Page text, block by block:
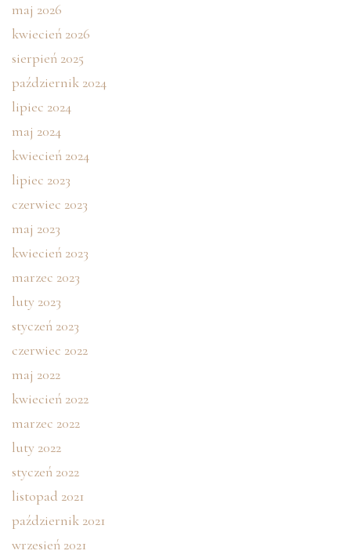
maj 2026
kwiecień 2026
sierpień 2025
październik 2024
lipiec 2024
maj 2024
kwiecień 2024
lipiec 2023
czerwiec 2023
maj 2023
kwiecień 2023
marzec 2023
luty 2023
styczeń 2023
czerwiec 2022
maj 2022
kwiecień 2022
marzec 2022
luty 2022
styczeń 2022
listopad 2021
październik 2021
wrzesień 2021